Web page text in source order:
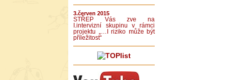
3.červen 2015
STŘEP Vás zve na
I.intervizní skupinu v rámci
projektu „…I riziko může být
příležitost“